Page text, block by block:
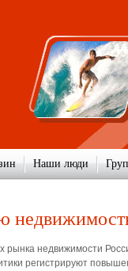
Наши люди
рынка недвижимости
регистрируют